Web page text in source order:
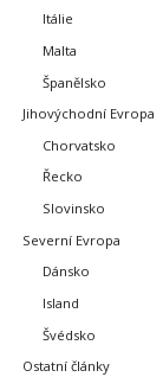
Itálie
Malta
Španělsko
Jihovýchodní Evropa
Chorvatsko
Řecko
Slovinsko
Severní Evropa
Dánsko
Island
Švédsko
Ostatní články